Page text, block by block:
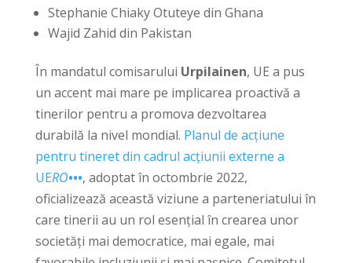
Stephanie Chiaky Otuteye din Ghana
Wajid Zahid din Pakistan
În mandatul comisarului Urpilainen, UE a pus
un accent mai mare pe implicarea proactivă a
tinerilor pentru a promova dezvoltarea
durabilă la nivel mondial. Planul de acțiune
pentru tineret din cadrul acțiunii externe a
UERO•••, adoptat în octombrie 2022,
oficializează această viziune a parteneriatului în
care tinerii au un rol esențial în crearea unor
societăți mai democratice, mai egale, mai